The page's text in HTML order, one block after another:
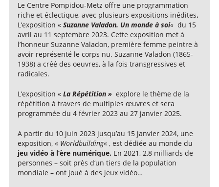
Le Centre Pompidou-Metz offre une programmation
riche et éclectique, avec plusieurs expositions inédites.
L’exposition « Suzanne Valadon. Un monde à soi« du 15
avril au 11 septembre 2023. Cette exposition met à
l’honneur Suzanne Valadon, première femme peintre à
avoir représenté le corps nu. Suzanne Valadon (1865-
1938) a créé des oeuvres, à la fois transgressives et
radicales.
L’exposition « La Répétition » explore le thème de la
répétition à travers de multiples œuvres et sera
programmée du 4 février 2023 au 27 janvier 2025.
A partir du 10 juin 2023 jusqu’au 15 janvier 2024, une
exposition, « Worldbuilding« , est dédiée au monde du
jeu vidéo à l’ère numérique. En 2021, 2,8 milliards de
personnes – soit près d‘un tiers de la population
mondiale – ont joué à des jeux vidéo…